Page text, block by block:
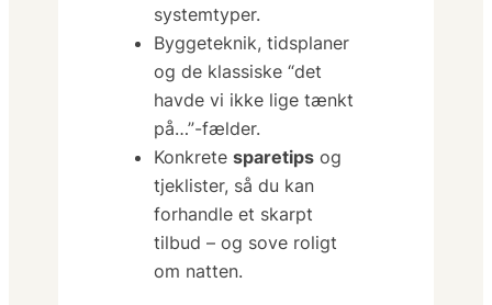
systemtyper.
Byggeteknik, tidsplaner
og de klassiske“det
havde vi ikke lige tænkt
på…”-fælder.
Konkretesparetips og
tjeklister, så du kan
forhandle et skarpt
tilbud – og sove roligt
om natten.